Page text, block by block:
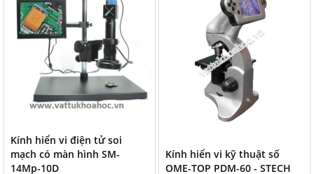
Kính hiển vi điện tử soi
mạch có màn hình SM-
14Mp-10D
Kính hiển vi kỹ thuật số
OME-TOP PDM-60 - STECH